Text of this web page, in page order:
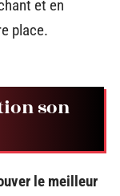
et en
place.
son
le meilleur